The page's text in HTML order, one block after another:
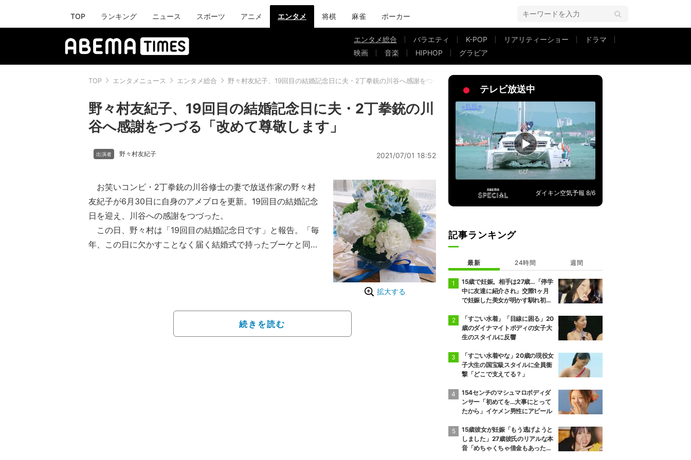
TOP ランキング ニュース スポーツ アニメ エンタメ 将棋 麻雀 ポーカー
エンタメ総合 バラエティ K-POP リアリティーショー
ドラマ
映画
音楽 HIPHOP グラビア
TOP エンタメニュース エンタメ総合 野々村友紀子、19回目の結婚記念日に夫・2丁拳銃の川谷へ感謝をつづる「改めて尊敬します」
野々村友紀子、19回目の結婚記念日に夫・2丁拳銃の川
谷へ感謝をつづる「改めて尊敬します」
野々村友紀子 2021/07/01 18:52
拡大する
お笑いコンビ・2丁拳銃の川谷修士の妻で放送作家の野々村
友紀子が6月30日に自身のアメブロを更新。19回目の結婚記念
日を迎え、川谷への感謝をつづった。
この日、野々村は「19回目の結婚記念日です」と報告。「毎
年、この日に欠かすことなく届く結婚式で持ったブーケと同じ
しました」とつづった。
続きを読む
テレビ放送中
ダイキン空気予報 8/6
記事ランキング
最新 24時間 週間
15歳で妊娠。相手は27歳…「停学
中に友達に紹介され」交際1ヶ月
で妊娠した美女が明かす馴れ初め
絶句
「すごい水着」「目線に困る」20
歳のダイナマイトボディの女子大
生のスタイルに反響
「すごい水着やな」20歳の現役女
子大生の国宝級スタイルに全員衝
撃「どこで支えてる？」
154センチのマシュマロボディダ
ンサー「初めてを…大事にとって
たから」イケメン男性にアピール
15歳彼女が妊娠「もう逃げようと
しました」27歳彼氏のリアルな本
音「めちゃくちゃ借金もあったの